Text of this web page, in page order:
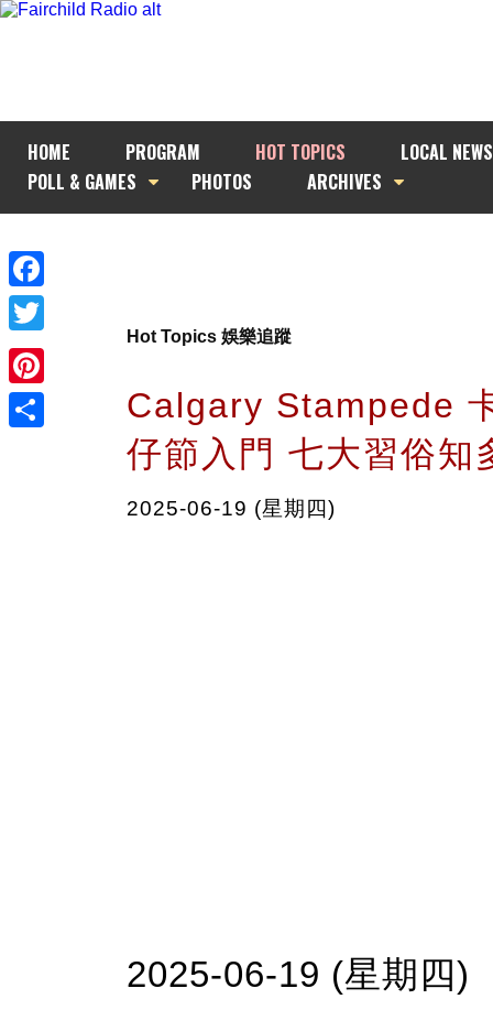
HOME PROGRAM HOT TOPICS
LOCAL NEWS
POLL & GAMES
PHOTOS ARCHIVES
Facebook
Twitter
Pinterest
Hot Topics 娛樂追蹤
Calgary Stampede
仔節入門 七大習俗知
2025-06-19 (星期四)
2025-06-19 (星期四)